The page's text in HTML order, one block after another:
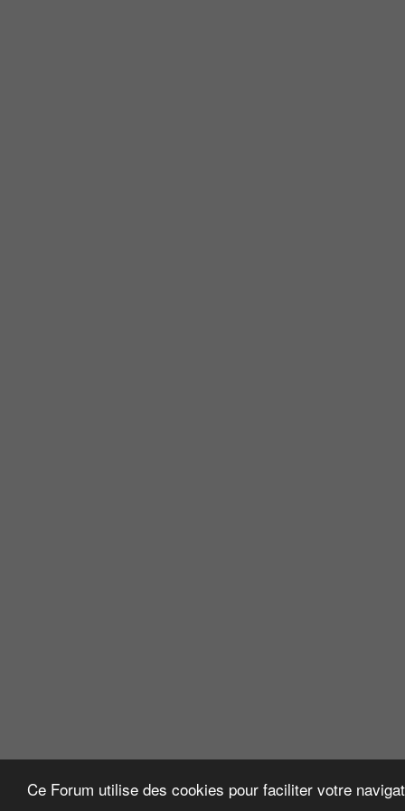
Ce Forum utilise des cookies pour faciliter votre